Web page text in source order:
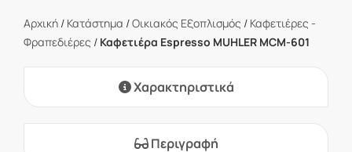
Αρχική / Κατάστημα /Οικιακός Εξοπλισμός / Καφετιέρες -
Φραπεδιέρες / Καφετιέρα Espresso MUHLER MCM-601
Χαρακτηριστικά
Περιγραφή